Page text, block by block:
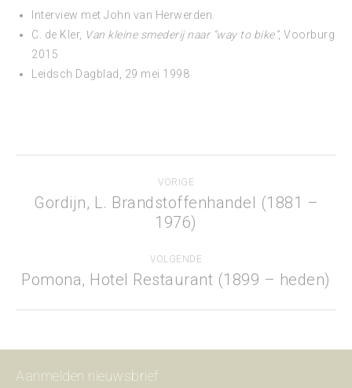
Interview met John van Herwerden.
C. de Kler, Van kleine smederij naar “way to bike”, Voorburg
2015
Leidsch Dagblad, 29 mei 1998
navigation
VORIGE
Previous
project:
Gordijn, L. Brandstoffenhandel (1881 –
1976)
VOLGENDE
Next
Pomona, Hotel Restaurant (1899 – heden)
Aanmelden nieuwsbrief